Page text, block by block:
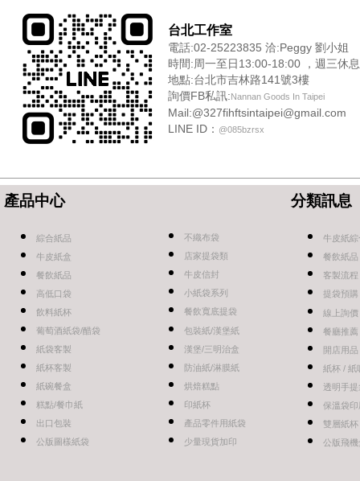
台北工作室
電話:02-25223835 洽:Peggy 劉小姐
時間:周一至日13:00-18:00 ，週三休息
地點:台北市吉林路141號3樓
詢價FB私訊:Nannan Goods In Taipei
Mail:@327fihftsintaipei@gmail.com
LINE ID： @085bzrsx
產品中心
綜合紙品
牛皮紙盒
餐飲紙品
高低口袋
飲料紙杯
葡萄酒紙袋/醋袋
紙袋客製
紙杯客製
紙碗餐盒
糕點/餐巾紙
出口包裝
公版圖樣紙袋
不織布袋
店家提袋類
牛皮信封
小紙袋系列
餐飲寬底提袋
包裝紙/漢堡紙
漢堡/三明治盒
防油紙/淋膜紙
烘焙糕點
印紙杯
產品零件用紙袋
少量現貨加印
分類訊息
牛皮紙綜
餐飲紙品
客製流程
提袋預購
線上詢價
餐廳推薦
開店用品
紙杯 / 紙
透明手提
保溫袋印
雙層紙杯
公版飛機